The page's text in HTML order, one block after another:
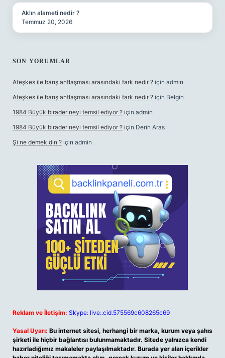
Aklın alameti nedir ?
Temmuz 20, 2026
SON YORUMLAR
Ateşkes ile barış antlaşması arasındaki fark nedir ? için admin
Ateşkes ile barış antlaşması arasındaki fark nedir ? için Belgin
1984 Büyük birader neyi temsil ediyor ? için admin
1984 Büyük birader neyi temsil ediyor ? için Derin Aras
Şi ne demek din ? için admin
Reklam ve İletişim: Skype: live:.cid.575569c608265c69
Yasal Uyarı: Bu internet sitesi, herhangi bir marka, kurum veya şahıs
şirketi ile hiçbir bağlantısı bulunmamaktadır. Sitede yalnızca kendi
hazırladığımız makaleler paylaşılmaktadır. Burada yer alan içerikler